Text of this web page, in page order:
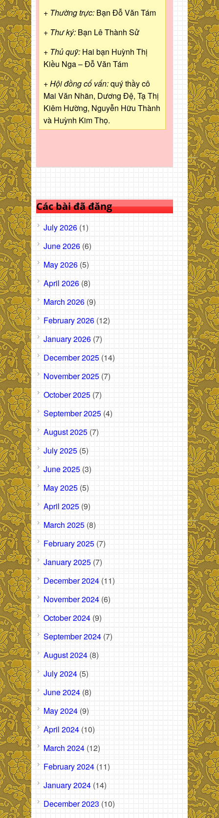
+ Thường trực: Bạn Đỗ Văn Tám
+ Thư ký: Bạn Lê Thành Sử
+ Thủ quỹ: Hai bạn Huỳnh Thị
Kiều Nga – Đỗ Văn Tám
+ Hội đồng cố vấn:quý thầy cô
Mai Văn Nhãn, Dương Đệ, Tạ Thị
Kiêm Hường, Nguyễn Hữu Thành
và Huỳnh Kim Thọ.
Các bài đã đăng
July 2026 (1)
June 2026 (6)
May 2026 (5)
April 2026 (8)
March 2026 (9)
February 2026 (12)
January 2026 (7)
December 2025 (14)
November 2025 (7)
October 2025 (7)
September 2025 (4)
August 2025 (7)
July 2025 (5)
June 2025 (3)
May 2025 (5)
April 2025 (9)
March 2025 (8)
February 2025 (7)
January 2025 (7)
December 2024 (11)
November 2024 (6)
October 2024 (9)
September 2024 (7)
August 2024 (8)
July 2024 (5)
June 2024 (8)
May 2024 (9)
April 2024 (10)
March 2024 (12)
February 2024 (11)
January 2024 (14)
December 2023 (10)